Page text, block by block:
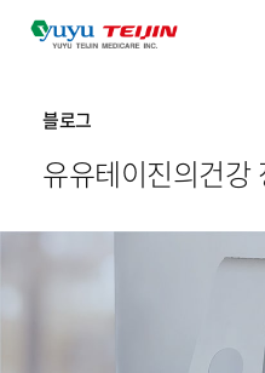
블로그
유유테이진의 건강